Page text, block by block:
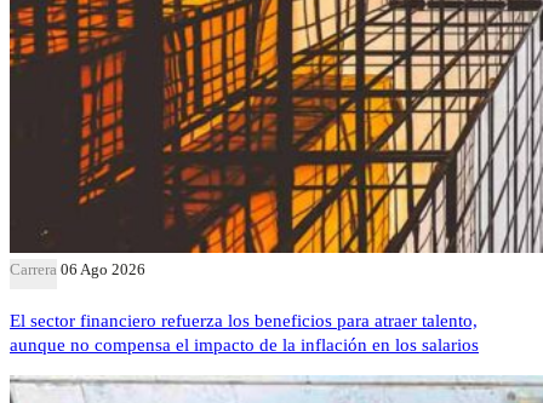
Carrera 06 Ago 2026
El sector financiero refuerza los beneficios para atraer talento,
aunque no compensa el impacto de la inflación en los salarios